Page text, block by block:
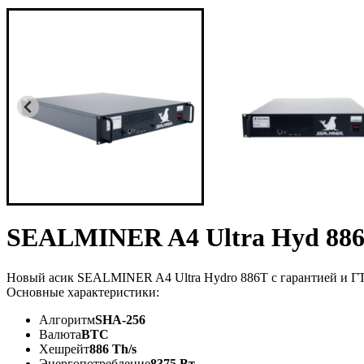
SEALMINER A4 Ultra Hyd
Новый асик SEALMINER A4 Ultra Hydro 886T с гарантией и
Основные характеристики:
АлгоритмSHA-256
ВалютаBTC
Хешрейт886 Th/s